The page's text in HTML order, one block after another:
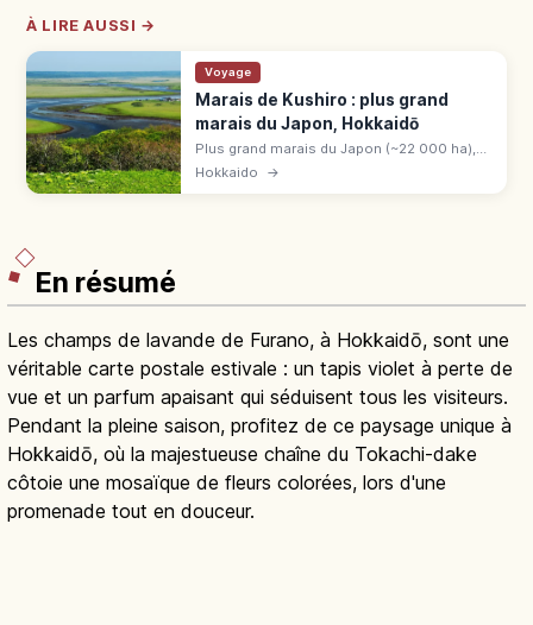
À LIRE AUSSI →
Voyage
Marais de Kushiro : plus grand
marais du Japon, Hokkaidō
Plus grand marais du Japon (~22 000 ha),
parc national depuis 1987 dans l'est
Hokkaido →
En résumé
Les champs de lavande de Furano, à Hokkaidō, sont une
véritable carte postale estivale : un tapis violet à perte de
vue et un parfum apaisant qui séduisent tous les visiteurs.
Pendant la pleine saison, profitez de ce paysage unique à
Hokkaidō, où la majestueuse chaîne du Tokachi-dake
côtoie une mosaïque de fleurs colorées, lors d'une
promenade tout en douceur.